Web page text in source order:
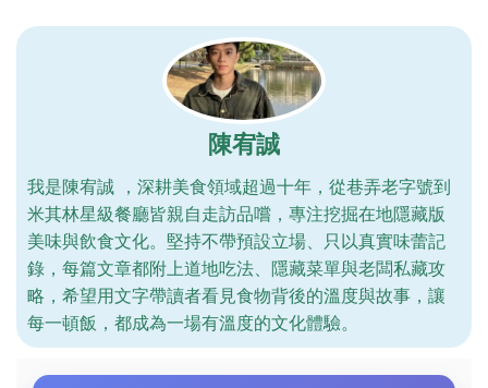
陳宥誠
我是陳宥誠 ，深耕美食領域超過十年，從巷弄老字號到
米其林星級餐廳皆親自走訪品嚐，專注挖掘在地隱藏版
美味與飲食文化。堅持不帶預設立場、只以真實味蕾記
錄，每篇文章都附上道地吃法、隱藏菜單與老闆私藏攻
略，希望用文字帶讀者看見食物背後的溫度與故事，讓
每一頓飯，都成為一場有溫度的文化體驗。